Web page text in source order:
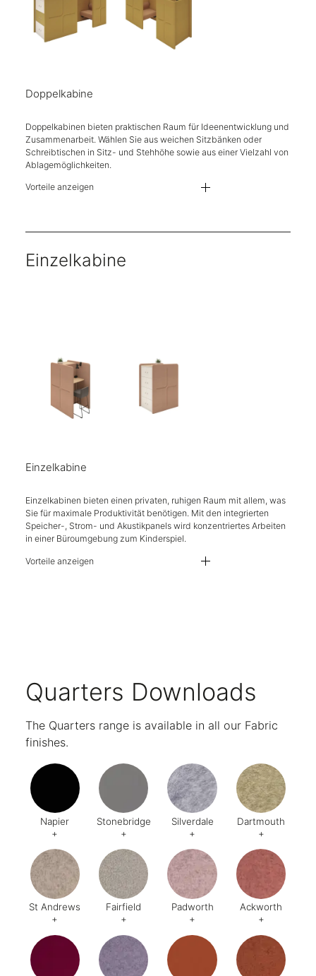
Doppelkabine
Doppelkabinen bieten praktischen Raum für Ideenentwicklung und
Zusammenarbeit. Wählen Sie aus weichen Sitzbänken oder
Schreibtischen in Sitz- und Stehhöhe sowie aus einer Vielzahl von
Ablagemöglichkeiten.
Vorteile anzeigen
Kompatibel mit Anglepoise Typ 80 Wand- und Schreibtischleuchten
Einzelkabine
Einzelkabine
Einzelkabinen bieten einen privaten, ruhigen Raum mit allem, was
Sie für maximale Produktivität benötigen. Mit den integrierten
Speicher-, Strom- und Akustikpanels wird konzentriertes Arbeiten
in einer Büroumgebung zum Kinderspiel.
Vorteile anzeigen
Quarters Downloads
The Quarters range is available in all our Fabric
finishes.
Napier
+
Code: CUZ08
Stonebridge
+
Code: CUZ4W
Silverdale
+
Code: CUZ28
Dartmouth
+
Code:
St Andrews
+
Code: CUZ86
Fairfield
+
Code: CU47
Padworth
+
Code: CUZ3N
Ackworth
+
Code: